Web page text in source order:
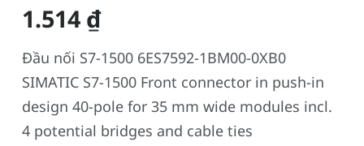
1.514 ₫
Đầu nối S7-1500 6ES7592-1BM00-0XB0
SIMATIC S7-1500 Front connector in push-in
design 40-pole for 35 mm wide modules incl.
4 potential bridges and cable ties